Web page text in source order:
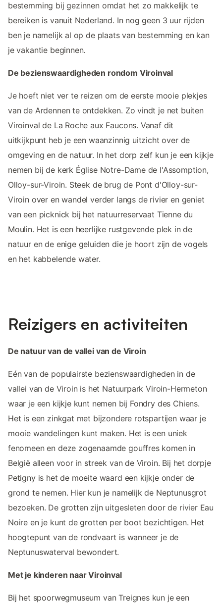
bestemming bij gezinnen omdat het zo makkelijk te
bereiken is vanuit Nederland. In nog geen 3 uur rijden
ben je namelijk al op de plaats van bestemming en kan
je vakantie beginnen.
De bezienswaardigheden rondom Viroinval
Je hoeft niet ver te reizen om de eerste mooie plekjes
van de Ardennen te ontdekken. Zo vindt je net buiten
Viroinval de La Roche aux Faucons. Vanaf dit
uitkijkpunt heb je een waanzinnig uitzicht over de
omgeving en de natuur. In het dorp zelf kun je een kijkje
nemen bij de kerk Église Notre-Dame de l'Assomption,
Olloy-sur-Viroin. Steek de brug de Pont d'Olloy-sur-
Viroin over en wandel verder langs de rivier en geniet
van een picknick bij het natuurreservaat Tienne du
Moulin. Het is een heerlijke rustgevende plek in de
natuur en de enige geluiden die je hoort zijn de vogels
en het kabbelende water.
Reizigers en activiteiten
De natuur van de vallei van de Viroin
Eén van de populairste bezienswaardigheden in de
vallei van de Viroin is het Natuurpark Viroin-Hermeton
waar je een kijkje kunt nemen bij Fondry des Chiens.
Het is een zinkgat met bijzondere rotspartijen waar je
mooie wandelingen kunt maken. Het is een uniek
fenomeen en deze zogenaamde gouffres komen in
België alleen voor in streek van de Viroin. Bij het dorpje
Petigny is het de moeite waard een kijkje onder de
grond te nemen. Hier kun je namelijk de Neptunusgrot
bezoeken. De grotten zijn uitgesleten door de rivier Eau
Noire en je kunt de grotten per boot bezichtigen. Het
hoogtepunt van de rondvaart is wanneer je de
Neptunuswaterval bewondert.
Met je kinderen naar Viroinval
Bij het spoorwegmuseum van Treignes kun je een